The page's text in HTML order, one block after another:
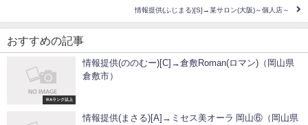
情報提供(ふじまる)[S]→某サロン(大阪)～個人店～
おすすめの記事
※Aランク以上
情報提供(ののむー)[C]→倉敷Roman(ロマン)（岡山県
倉敷市）
情報提供(まさる)[A]→ミセス美オーラ 岡山⑥（岡山県